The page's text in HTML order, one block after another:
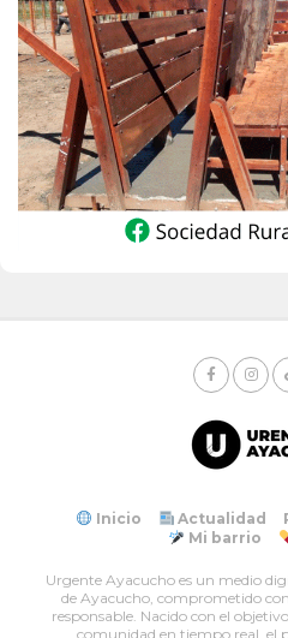
Inicio Actualidad
Mi barrio
Urgente Ayacucho es un medio
de Ayacucho, comprometido
responsable. Nacido con el
comunidad en tiempo real, el